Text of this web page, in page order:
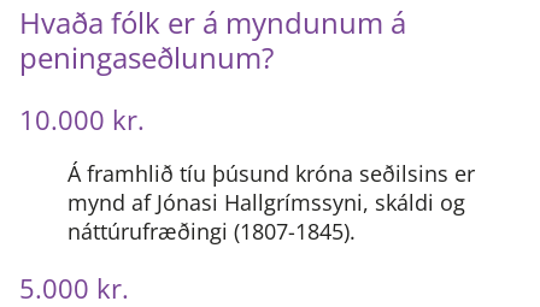
Hvaða fólk er á myndunum á
peningaseðlunum?
10.000 kr.
Á framhlið tíu þúsund króna seðilsins er
mynd af Jónasi Hallgrímssyni, skáldi og
náttúrufræðingi (1807-1845).
5.000 kr.